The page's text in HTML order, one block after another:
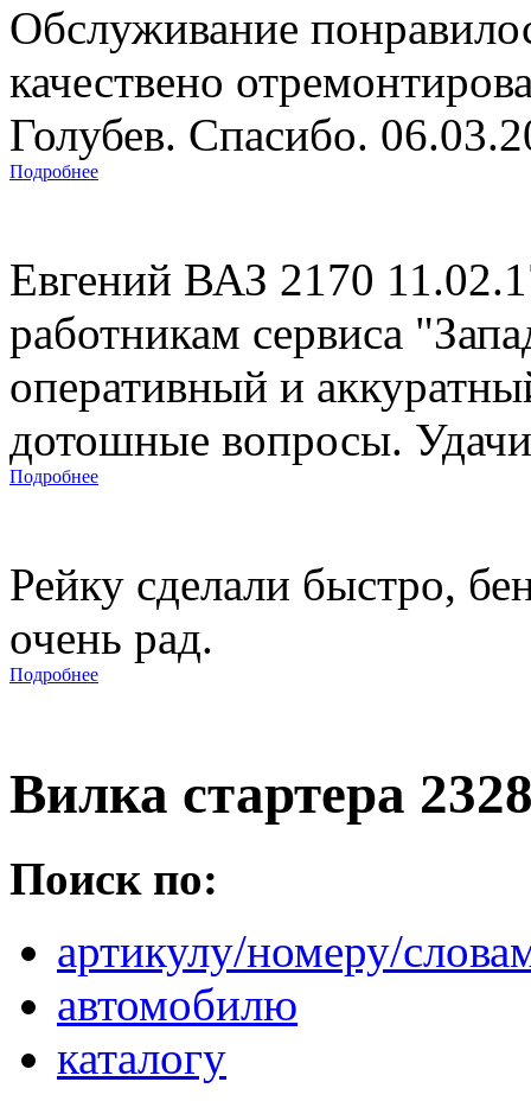
Обслуживание
качествено
Голубев. Спасибо.
Подробнее
Евгений ВАЗ 2170
работникам сервиса
оперативный и
дотошные вопросы. Удачи
Подробнее
Рейку сделали быстро,
очень рад.
Подробнее
Вилка стартера
Поиск по:
артикулу/номеру/
автомобилю
каталогу